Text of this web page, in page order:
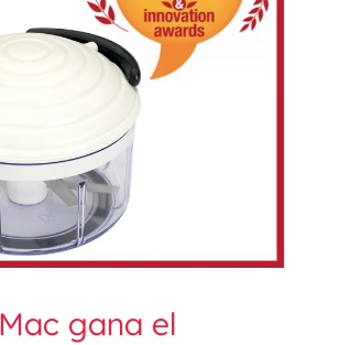
gana el “Premio
Innovación en la
Cocina”
gana el